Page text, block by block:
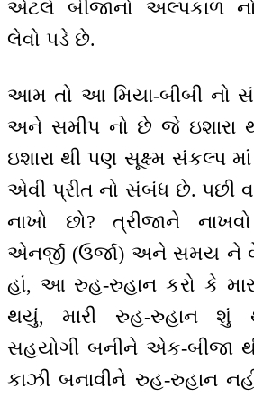
એટલે બીજાનો અલ્પકાળ
લેવો પડે છે.
આમ તો આ મિયા-બીબી નો
અને સમીપ નો છે જે ઇશારા
ઇશારા થી પણ સૂક્ષ્મ સંકલ્પ
એવી પ્રીત નો સંબંધ છે. પછી
નાખો છો? ત્રીજાને
એનર્જી (ઉર્જા) અને સમય ને
હાં, આ રુહ-રુહાન કરો કે
થયું, મારી રુહ-રુહાન શું
સહયોગી બનીને એક-બીજા
કાઝી બનાવીને રુહ-રુહાન